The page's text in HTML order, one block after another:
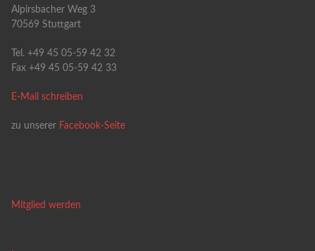
Alpirsbacher Weg 3
70569 Stuttgart
Tel. +49 45 05-59 42 32
Fax +49 45 05-59 42 33
E-Mail schreiben
zu unserer Facebook-Seite
Mitglied werden